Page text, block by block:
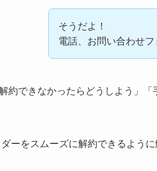
そうだよ！
電話、お問い合わせ
約できなかったらどうしよう」
ーをスムーズに解約できるように